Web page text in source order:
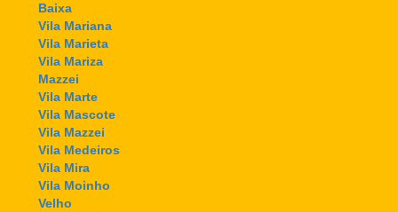
Baixa
Vila Mariana
Vila Marieta
Vila Mariza
Mazzei
Vila Marte
Vila Mascote
Vila Mazzei
Vila Medeiros
Vila Mira
Vila Moinho
Velho